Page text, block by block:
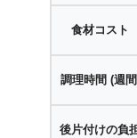
食材コスト
調理時間 (週
後片付けの負